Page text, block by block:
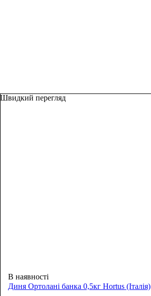
Швидкий перегляд
В наявності
Диня Ортолані банка 0,5кг Hortus (Італія)